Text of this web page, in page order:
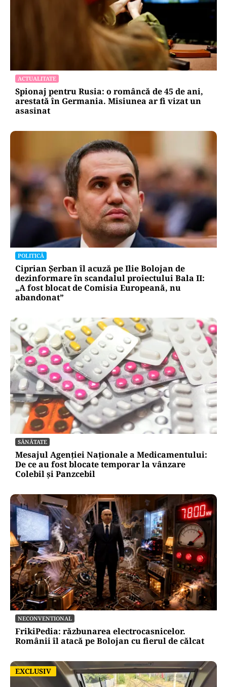
ACTUALITATE
Spionaj pentru Rusia: o româncă de 45 de ani,
arestată în Germania. Misiunea ar fi vizat un
asasinat
POLITICĂ
Ciprian Șerban îl acuză pe Ilie Bolojan de
dezinformare în scandalul proiectului Bala II:
„A fost blocat de Comisia Europeană, nu
abandonat”
SĂNĂTATE
Mesajul Agenției Naționale a Medicamentului:
De ce au fost blocate temporar la vânzare
Colebil și Panzcebil
NECONVENTIONAL
FrikiPedia: răzbunarea electrocasnicelor.
Românii îl atacă pe Bolojan cu fierul de călcat
EXCLUSIV
EXCLUSIV